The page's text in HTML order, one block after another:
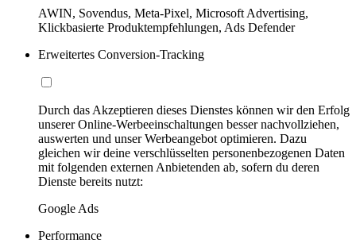
AWIN, Sovendus, Meta-Pixel, Microsoft Advertising,
Klickbasierte Produktempfehlungen, Ads Defender
Erweitertes Conversion-Tracking
Durch das Akzeptieren dieses Dienstes können wir den Erfolg
unserer Online-Werbeeinschaltungen besser nachvollziehen,
auswerten und unser Werbeangebot optimieren. Dazu
gleichen wir deine verschlüsselten personenbezogenen Daten
mit folgenden externen Anbietenden ab, sofern du deren
Dienste bereits nutzt:
Google Ads
Performance